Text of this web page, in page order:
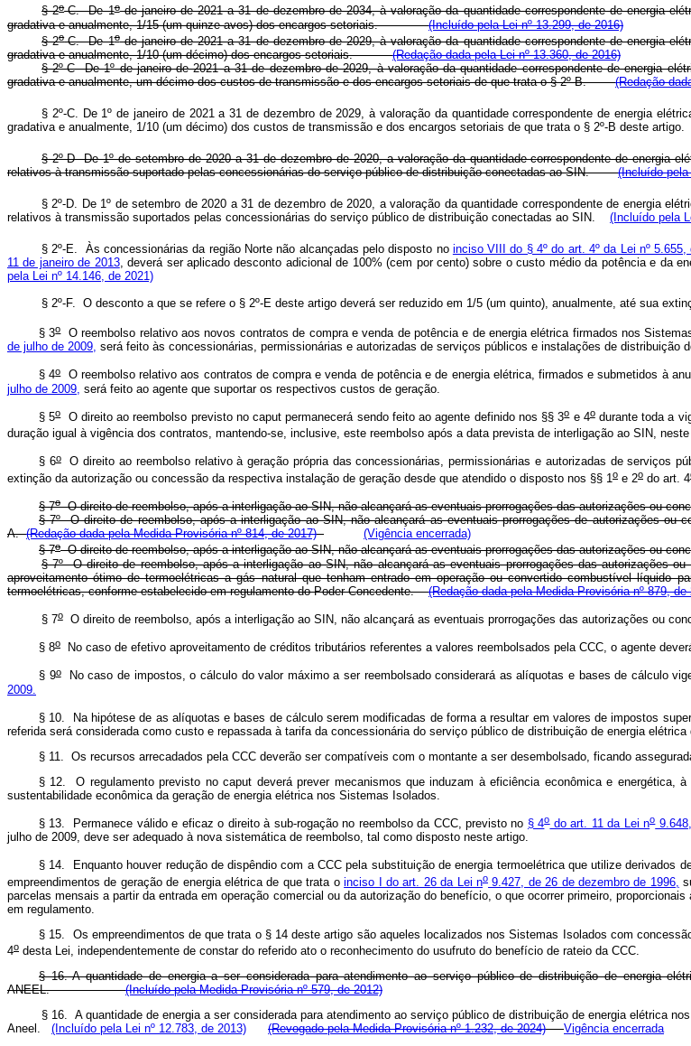
§ 2o-C. De 1ode janeiro de 2021 a 31 de dezembro de 2034, à valoração da quantidade correspondente de energia
gradativa e anualmente, 1/15 (um quinze avos) dos encargos setoriais.(Incluído pela Lei nº 13.299, de 2016)
§ 2o-C. De 1ode janeiro de 2021 a 31 de dezembro de 2029, à valoração da quantidade correspondente de energia
gradativa e anualmente, 1/10 (um décimo) dos encargos setoriais.(Redação dada pela Lei nº 13.360, de 2016)
§ 2º-C De 1º de janeiro de 2021 a 31 de dezembro de 2029, à valoração da quantidade correspondente de energia
gradativa e anualmente, um décimo dos custos de transmissão e dos encargos setoriais de que trata o § 2º-B.(Redação
§ 2º-C. De 1º de janeiro de 2021 a 31 de dezembro de 2029, à valoração da quantidade correspondente de energia
gradativa e anualmente, 1/10 (um décimo) dos custos de transmissão e dos encargos setoriais de que trata o § 2º-B deste
§ 2º-D De 1º de setembro de 2020 a 31 de dezembro de 2020, a valoração da quantidade correspondente de energia
relativos à transmissão suportado pelas concessionárias do serviço público de distribuição conectadas ao SIN.(Incluído pela
§ 2º-D. De 1º de setembro de 2020 a 31 de dezembro de 2020, a valoração da quantidade correspondente de energia
relativos à transmissão suportados pelas concessionárias do serviço público de distribuição conectadas ao SIN. (Incluído pela
§ 2º-E. Às concessionárias da região Norte não alcançadas pelo disposto no inciso VIII do § 4º do art. 4º da Lei nº 5.655,
11 de janeiro de 2013, deverá ser aplicado desconto adicional de 100% (cem por cento) sobre o custo médio da potência e
pela Lei nº 14.146, de 2021)
§ 2º-F. O desconto a que se refere o § 2º-E deste artigo deverá ser reduzido em 1/5 (um quinto), anualmente, até sua
§ 3oO reembolso relativo aos novos contratos de compra e venda de potência e de energia elétrica firmados nos
de julho de 2009, será feito às concessionárias, permissionárias e autorizadas de serviços públicos e instalações de distribuição
§ 4oO reembolso relativo aos contratos de compra e venda de potência e de energia elétrica, firmados e submetidos à
julho de 2009, será feito ao agente que suportar os respectivos custos de geração.
§ 5oO direito ao reembolso previsto nocaput permanecerá sendo feito ao agente definido nos §§ 3oe 4odurante toda a
duração igual à vigência dos contratos, mantendo-se, inclusive, este reembolso após a data prevista de interligação ao SIN,
§ 6oO direito ao reembolso relativo à geração própria das concessionárias, permissionárias e autorizadas de serviços
extinção da autorização ou concessão da respectiva instalação de geração desde que atendido o disposto nos §§ 1 o e 2o do art. 4
§ 7oO direito de reembolso, após a interligação ao SIN, não alcançará as eventuais prorrogações das autorizações ou
§ 7º O direito de reembolso, após a interligação ao SIN, não alcançará as eventuais prorrogações de autorizações ou
A.(Redação dada pela Medida Provisória nº 814, de 2017)
(Vigência encerrada)
§ 7oO direito de reembolso, após a interligação ao SIN, não alcançará as eventuais prorrogações das autorizações ou
§ 7º O direito de reembolso, após a interligação ao SIN, não alcançará as eventuais prorrogações das autorizações
aproveitamento ótimo de termoelétricas a gás natural que tenham entrado em operação ou convertido combustível líquido
termoelétricas, conforme estabelecido em regulamento do Poder Concedente.(Redação dada pela Medida Provisória nº 879, de
§ 7oO direito de reembolso, após a interligação ao SIN, não alcançará as eventuais prorrogações das autorizações ou
§ 8o No caso de efetivo aproveitamento de créditos tributários referentes a valores reembolsados pela CCC, o agente
§ 9oNo caso de impostos, o cálculo do valor máximo a ser reembolsado considerará as alíquotas e bases de cálculo
2009.
§ 10. Na hipótese de as alíquotas e bases de cálculo serem modificadas de forma a resultar em valores de impostos
referida será considerada como custo e repassada à tarifa da concessionária do serviço público de distribuição de energia
§ 11. Os recursos arrecadados pela CCC deverão ser compatíveis com o montante a ser desembolsado, ficando
§ 12. O regulamento previsto nocaput deverá prever mecanismos que induzam à eficiência econômica e
sustentabilidade econômica da geração de energia elétrica nos Sistemas Isolados.
§ 13. Permanece válido e eficaz o direito à sub-rogação no reembolso da CCC, previsto no § 4odo art. 11 da Lei no
julho de 2009, deve ser adequado à nova sistemática de reembolso, tal como disposto neste artigo.
§ 14. Enquanto houver redução de dispêndio com a CCC pela substituição de energia termoelétrica que utilize
empreendimentos de geração de energia elétrica de que trata oinciso I do art. 26 da Lei no9.427, de 26 de dezembro de 1996,
parcelas mensais a partir da entrada em operação comercial ou da autorização do benefício, o que ocorrer primeiro,
em regulamento.
§ 15. Os empreendimentos de que trata o § 14 deste artigo são aqueles localizados nos Sistemas Isolados com
4o desta Lei, independentemente de constar do referido ato o reconhecimento do usufruto do benefício de rateio da CCC.
§ 16. A quantidade de energia a ser considerada para atendimento ao serviço público de distribuição de energia
ANEEL.(Incluído pela Medida Provisória nº 579, de 2012)
§ 16. A quantidade de energia a ser considerada para atendimento ao serviço público de distribuição de energia elétrica
Aneel. (Incluído pela Lei nº 12.783, de 2013) (Revogado pela Medida Provisória nº 1.232, de 2024)
Vigência encerrada